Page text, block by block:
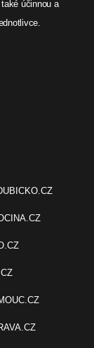
účinnou a